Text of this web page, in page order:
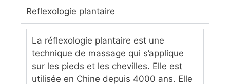
Reflexologie plantaire
La réflexologie plantaire est une
technique de massage qui s’applique
sur les pieds et les chevilles. Elle est
utilisée en Chine depuis 4000 ans. Elle